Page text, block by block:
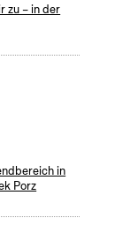
zu – in der
in
Porz